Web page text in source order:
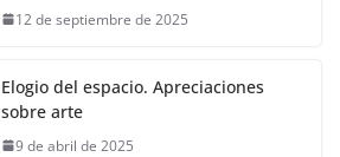
12 de septiembre de 2025
Elogio del espacio. Apreciaciones
sobre arte
9 de abril de 2025